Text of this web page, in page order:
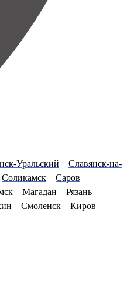
Уральский
Славянск-на-
Соликамск
Саров
Магадан
Рязань
Смоленск
Киров